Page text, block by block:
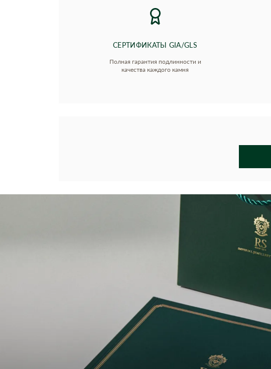
СЕРТИФИКАТЫ GIA/GLS
Полная гарантия подлинности и
качества каждого камня